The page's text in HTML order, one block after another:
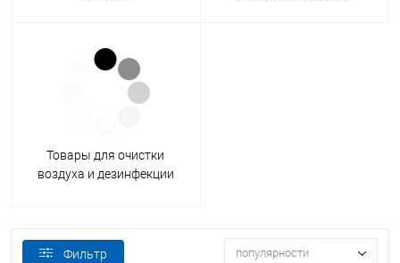
Товары для очистки
воздуха и дезинфекции
Фильтр популярности